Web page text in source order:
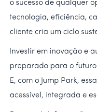
o sucesso de qualquer
tecnologia, eficiência,
cliente cria um ciclo
Investir em inovação e
preparado para o
E, com o Jump Park,
acessível, integrada e